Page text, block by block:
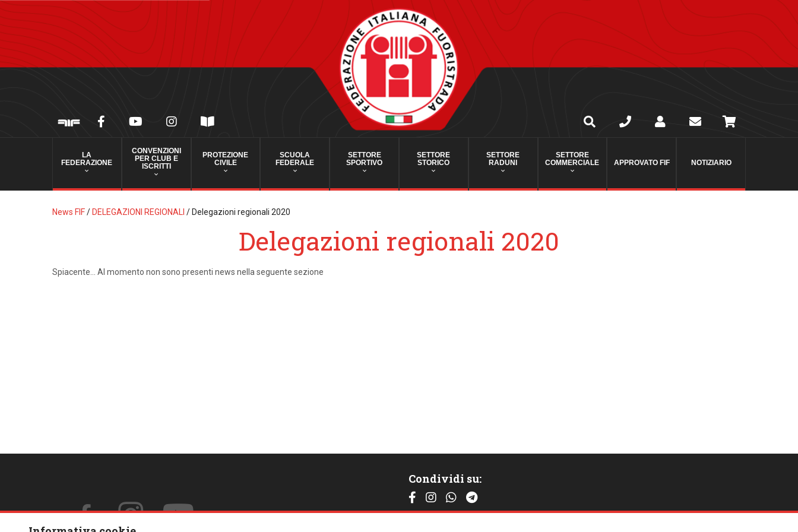
LA
FEDERAZIONE
CONVENZIONI
PER CLUB E
ISCRITTI
PROTEZIONE
CIVILE
SCUOLA
FEDERALE
SETTORE
SPORTIVO
SETTORE
STORICO
SETTORE
RADUNI
SETTORE
COMMERCIALE
APPROVATO FIF NOTIZIARIO
News FIF/ DELEGAZIONI REGIONALI / Delegazioni regionali 2020
Delegazioni regionali 2020
Spiacente… Al momento non sono presenti news nella seguente sezione
Condividi su:
Contattaci: